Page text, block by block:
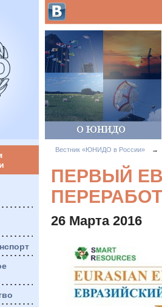
Вестник «ЮНИДО в России» →
ПЕРВЫЙ
26 Марта 2016